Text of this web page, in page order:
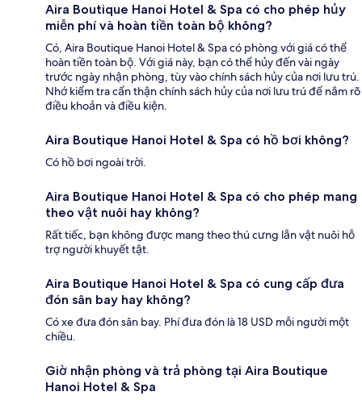
Aira Boutique Hanoi Hotel & Spa có cho phép hủy
miễn phí và hoàn tiền toàn bộ không?
Có, Aira Boutique Hanoi Hotel & Spa có phòng với giá có thể
hoàn tiền toàn bộ. Với giá này, bạn có thể hủy đến vài ngày
trước ngày nhận phòng, tùy vào chính sách hủy của nơi lưu trú.
Nhớ kiểm tra cẩn thận chính sách hủy của nơi lưu trú để nắm rõ
điều khoản và điều kiện.
Aira Boutique Hanoi Hotel & Spa có hồ bơi không?
Có hồ bơi ngoài trời.
Aira Boutique Hanoi Hotel & Spa có cho phép mang
theo vật nuôi hay không?
Rất tiếc, bạn không được mang theo thú cưng lẫn vật nuôi hỗ
trợ người khuyết tật.
Aira Boutique Hanoi Hotel & Spa có cung cấp đưa
đón sân bay hay không?
Có xe đưa đón sân bay. Phí đưa đón là 18 USD mỗi người một
chiều.
Giờ nhận phòng và trả phòng tại Aira Boutique
Hanoi Hotel & Spa